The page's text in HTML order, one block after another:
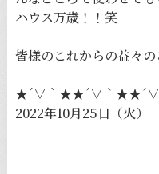
ハウス万歳！！笑
皆様のこれからの益々の
★´∀｀★★´∀｀
2022年10月25日（火）